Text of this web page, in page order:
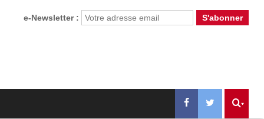
e-Newsletter :